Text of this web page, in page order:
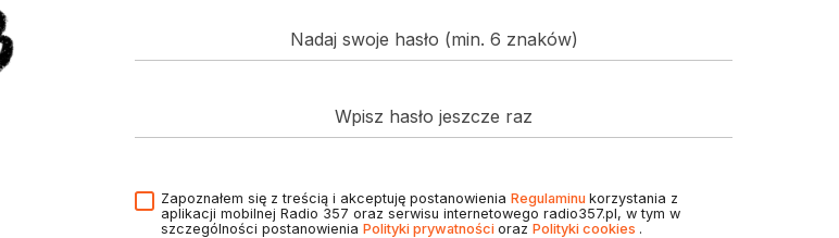
Nadaj swoje hasło (min. 6 znaków)
Wpisz hasło jeszcze raz
Zapoznałem się z treścią i akceptuję postanowienia Regulaminu korzystania z
aplikacji mobilnej Radio 357 oraz serwisu internetowego radio357.pl, w tym w
szczególności postanowienia Polityki prywatności oraz Polityki cookies .